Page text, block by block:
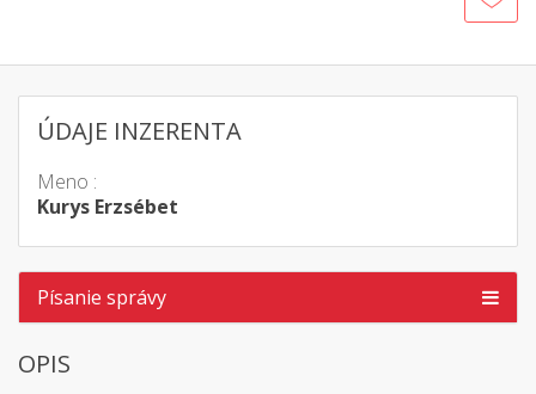
ÚDAJE INZERENTA
Meno :
Kurys Erzsébet
Písanie správy
OPIS